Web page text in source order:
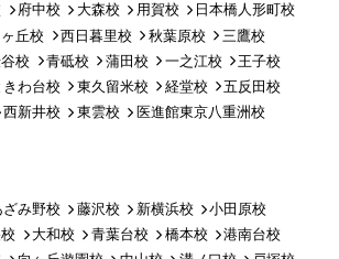
府中校 大森校 用賀校
日本橋人形町校
丘校 西日暮里校 秋葉原校
三鷹校
校 青砥校 蒲田校 一之江校
王子校
きわ台校 東久留米校 経堂校
五反田校
西新井校 東雲校
医進館東京八重洲校
ざみ野校 藤沢校 新横浜校
小田原校
大和校 青葉台校 橋本校
港南台校